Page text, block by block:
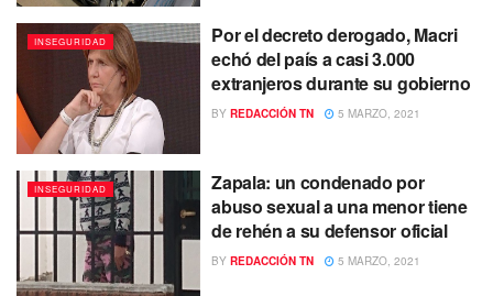
INSEGURIDAD
Por el decreto derogado, Macri
echó del país a casi 3.000
extranjeros durante su gobierno
BY REDACCIÓN TN 5 MARZO, 2021
INSEGURIDAD
Zapala: un condenado por
abuso sexual a una menor tiene
de rehén a su defensor oficial
BY REDACCIÓN TN 5 MARZO, 2021